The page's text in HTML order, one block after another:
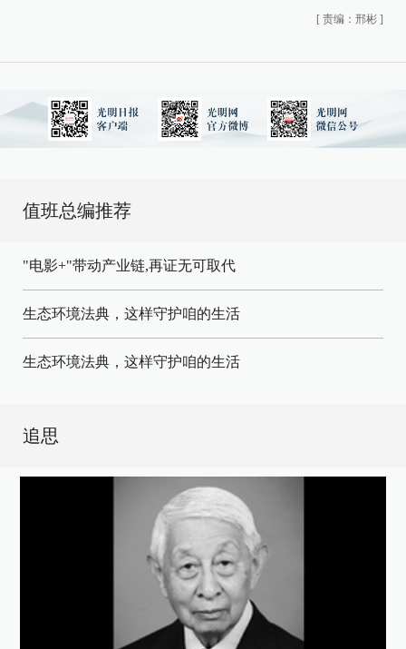
[ 责编：邢彬 ]
值班总编推荐
"电影+"带动产业链,再证无可取代
生态环境法典，这样守护咱的生活
生态环境法典，这样守护咱的生活
追思